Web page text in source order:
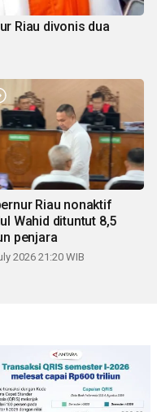
Riau divonis dua
Riau nonaktif
Wahid dituntut 8,5
penjara
2026 21:20 WIB